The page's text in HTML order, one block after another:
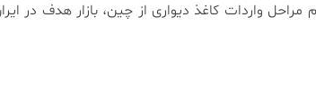
مراحل واردات کاغذ دیواری از چین، بازار هدف در